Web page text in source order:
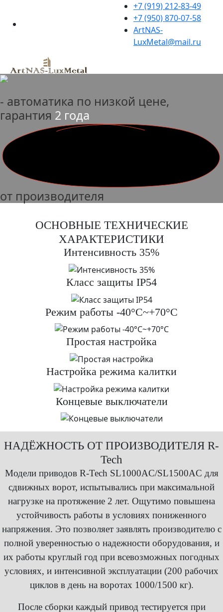
+7 (919) 212-83-49
+7 (950) 870-07-58
ArtNAS-
LuxMetal@mail.ru
- автоматика по низкой цене,
гарантия 2 года
от производителя
ОСНОВНЫЕ ТЕХНИЧЕСКИЕ
ХАРАКТЕРИСТИКИ
Интенсивность 35%
Класс защиты IP54
Режим работы -40°С~+70°С
Простая настройка
Настройка режима калитки
Концевые выключатели
НАДЁЖНОСТЬ ОТ ПРОИЗВОДИТЕЛЯ R-
Tech
Модели приводов R-Tech SL1000AC/SL1500AC для
сдвижных ворот, испытывались при максимальной
нагрузке на протяжение 2 лет. Ощутимо повышена
устойчивость работы в условиях пониженного
напряжения. Это позволяет заявлять производителю с
полной уверенностью о надежности оборудования, и
их работы круглый год при всевозможных погодных
условиях, и интенсивной эксплуатации (200 рабочих
циклов в день на воротах 1000/1500 кг).
После сборки каждый привод тестируется при